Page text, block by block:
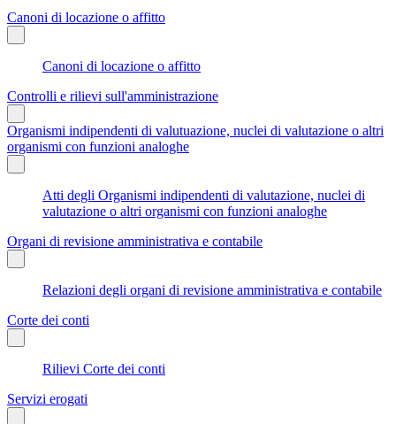
Canoni di locazione o affitto
Canoni di locazione o affitto
Controlli e rilievi sull'amministrazione
Organismi indipendenti di valutuazione, nuclei di valutazione o altri
organismi con funzioni analoghe
Atti degli Organismi indipendenti di valutazione, nuclei di
valutazione o altri organismi con funzioni analoghe
Organi di revisione amministrativa e contabile
Relazioni degli organi di revisione amministrativa e contabile
Corte dei conti
Rilievi Corte dei conti
Servizi erogati